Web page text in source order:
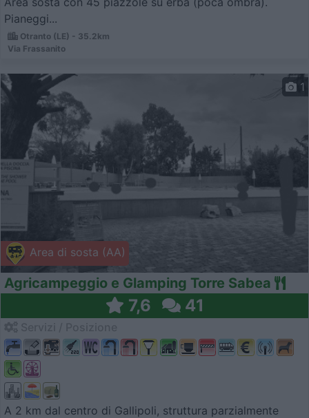
Pianeggi...
Otranto (LE) - 35.2km
Via Frassanito
Area di sosta (AA)
1
Agricampeggio e Glamping Torre Sabea
7,6 41
A 2 km dal centro di Gallipoli, struttura parzialmente